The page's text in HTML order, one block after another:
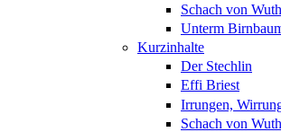
Schach von
Unterm
Kurzinhalte
Der Stechlin
Effi Briest
Irrungen,
Schach von